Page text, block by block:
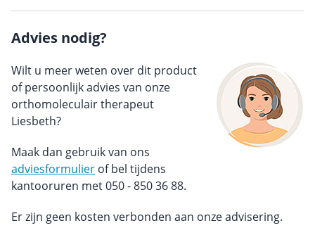
Advies nodig?
Wilt u meer weten over dit product
of persoonlijk advies van onze
orthomoleculair therapeut
Liesbeth?
Maak dan gebruik van ons
adviesformulier of bel tijdens
kantooruren met 050 - 850 36 88.
Er zijn geen kosten verbonden aan onze advisering.